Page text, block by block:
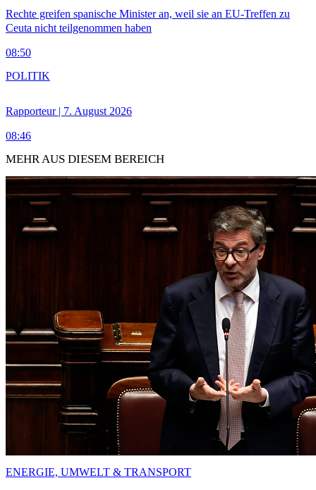
Rechte greifen spanische Minister an, weil sie an EU-Treffen zu
Ceuta nicht teilgenommen haben
08:50
Rapporteur | 7. August 2026
08:46
POLITIK
MEHR AUS DIESEM BEREICH
ENERGIE, UMWELT & TRANSPORT